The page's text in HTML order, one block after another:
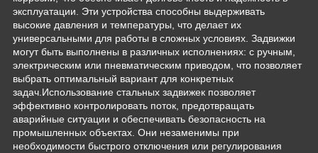
эксплуатации. Эти устройства способны выдерживать
высокие давления и температуры, что делает их
универсальными для работы в сложных условиях. Задвижки
могут быть выполнены в различных исполнениях: с ручным,
электрическим или пневматическим приводом, что позволяет
выбрать оптимальный вариант для конкретных
задач.Использование стальных задвижек позволяет
эффективно контролировать поток, предотвращать
аварийные ситуации и обеспечивать безопасность на
промышленных объектах. Они незаменимы при
необходимости быстрого отключения или регулирования